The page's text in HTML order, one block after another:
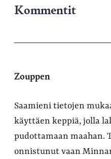
Kommentit
Zouppen
Saamieni tietojen
käyttäen keppiä, jolla
pudottamaan maahan.
onnistunut vaan